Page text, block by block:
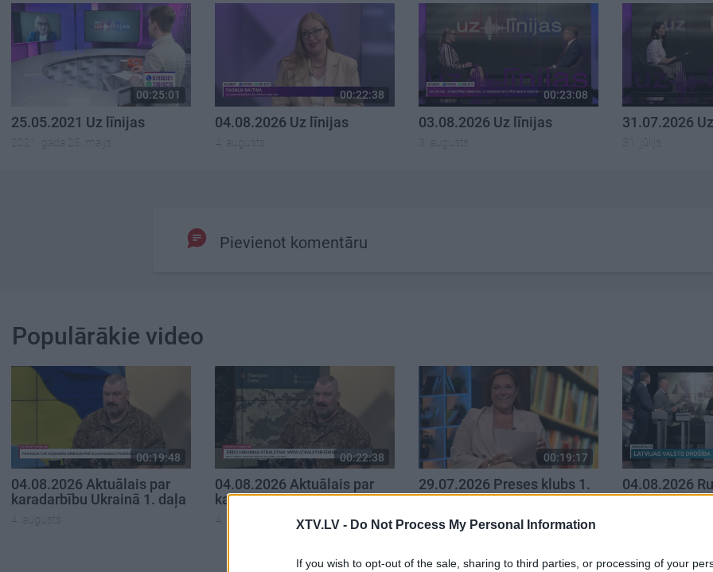
XTV.LV - Do Not Process My Personal Information
If you wish to opt-out of the sale, sharing to third parties, or processing of your
00:25:01
25.05.2021 Uz līnijas
2021. gada 25. maijs
00:22:38
04.08.2026 Uz līnijas
4. augusts
00:23:08
03.08.2026 Uz līnijas
3. augusts
31.07.2026
31. jūlijs
Pievienot komentāru
Populārākie video
00:19:48
04.08.2026 Aktuālais par
karadarbību Ukrainā 1. daļa
4. augusts
00:22:38
04.08.2026 Aktuālais par
karadarbību Ukrainā 2. daļa
4. augusts
00:19:17
29.07.2026 Preses klubs 1.
daļa
29. jūlijs
04.08.2026
1. daļa